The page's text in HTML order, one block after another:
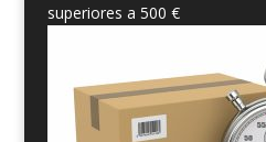
superiores a 500 €